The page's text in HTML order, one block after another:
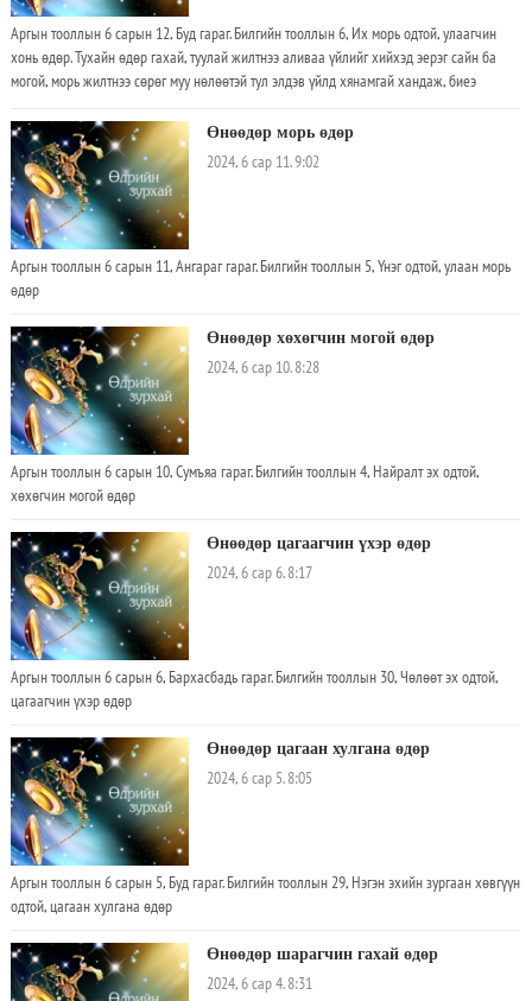
Аргын тооллын 6 сарын 12, Буд гараг. Билгийн тооллын 6, Их морь одтой, улаагчин
хонь өдөр. Тухайн өдөр гахай, туулай жилтнээ аливаа үйлийг хийхэд эерэг сайн ба
могой, морь жилтнээ сөрөг муу нөлөөтэй тул элдэв үйлд хянамгай хандаж, биеэ
адгуус муулах, хишиг даллага дуудуулах, насан бүтээл хийлгэх, эрдэнийг гадагш өгөх,
мал худалдан авах, мал түгээх, сахил санваар авах, огторгуйн үүдийг боох, их
хүмүүнтэй уулзахад сайн
Өнөөдөр морь өдөр
2024, 6 сар 11. 9:02
Аргын тооллын 6 сарын 11, Ангараг гараг. Билгийн тооллын 5, Үнэг одтой, улаан морь
өдөр
Өнөөдөр хөхөгчин могой өдөр
2024, 6 сар 10. 8:28
Аргын тооллын 6 сарын 10, Сумъяа гараг. Билгийн тооллын 4, Найралт эх одтой,
хөхөгчин могой өдөр
Өнөөдөр цагаагчин үхэр өдөр
2024, 6 сар 6. 8:17
Аргын тооллын 6 сарын 6, Бархасбадь гараг. Билгийн тооллын 30, Чөлөөт эх одтой,
цагаагчин үхэр өдөр
Өнөөдөр цагаан хулгана өдөр
2024, 6 сар 5. 8:05
Аргын тооллын 6 сарын 5, Буд гараг. Билгийн тооллын 29, Нэгэн эхийн зургаан хөвгүүн
одтой, цагаан хулгана өдөр
Өнөөдөр шарагчин гахай өдөр
2024, 6 сар 4. 8:31